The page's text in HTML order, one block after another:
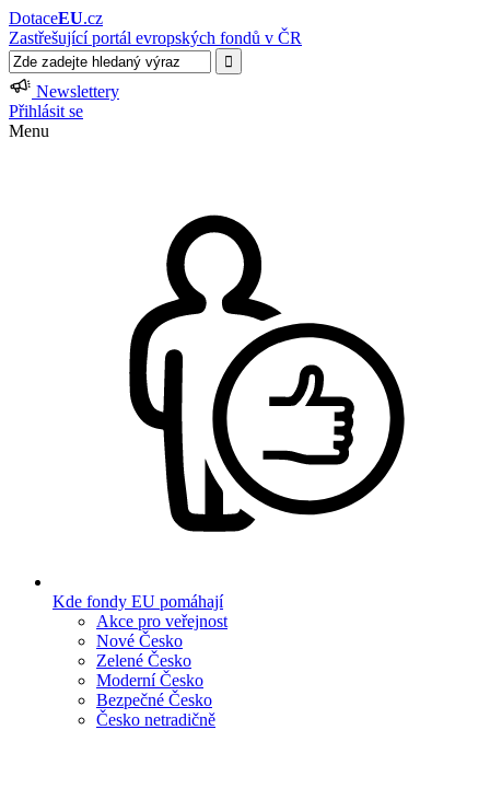
DotaceEU.cz
Zastřešující portál evropských fondů v ČR
Newslettery
Přihlásit se
Menu
Kde fondy EU pomáhají
Akce pro veřejnost
Nové Česko
Zelené Česko
Moderní Česko
Bezpečné Česko
Česko netradičně